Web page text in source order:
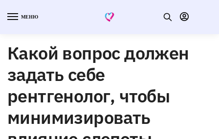
МЕНЮ
Какой вопрос должен
задать себе
рентгенолог, чтобы
минимизировать